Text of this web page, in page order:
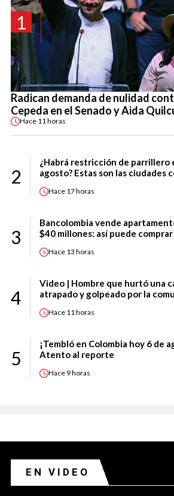
1
Radican demanda de nulidad
Cepeda en el Senado y Aida
Hace 11 horas
2
¿Habrá restricción de parrillero
agosto? Estas son las ciudades
Hace 17 horas
3
Bancolombia vende
$40 millones: así puede comprar
Hace 13 horas
4
Video | Hombre que hurtó una
atrapado y golpeado por la
Hace 11 horas
5
¡Tembló en Colombia hoy 6 de
Atento al reporte
Hace 9 horas
EN VIDEO